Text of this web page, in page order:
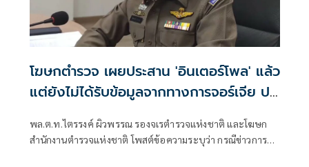
โฆษกตำรวจ เผยประสาน 'อินเตอร์โพล' แล้ว
แต่ยังไม่ได้รับข้อมูลจากทางการจอร์เจีย ปม
พล.ต.ท.ไตรรงค์ ผิวพรรณ รองจเรตำรวจแห่งชาติ และโฆษก
สำนักงานตำรวจแห่งชาติ โพสต์ข้อความระบุว่า กรณีข่าวการ